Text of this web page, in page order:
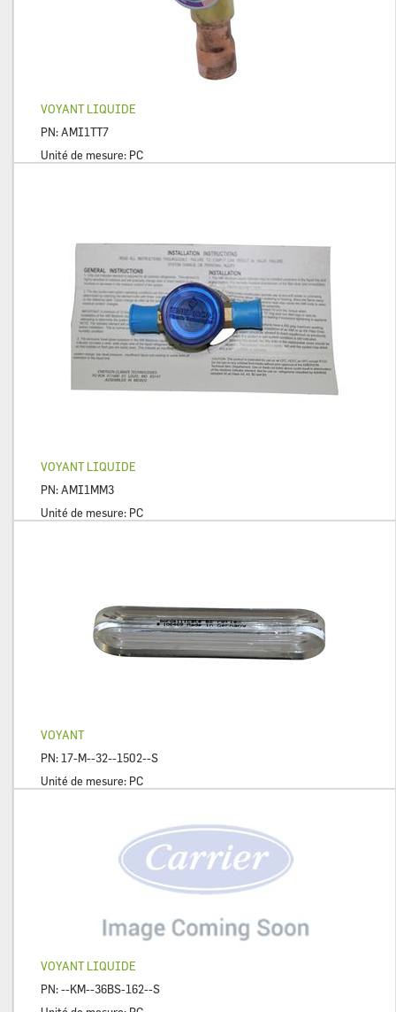
VOYANT LIQUIDE
PN:AMI1TT7
Unité de mesure: PC
VOYANT LIQUIDE
PN:AMI1MM3
Unité de mesure: PC
VOYANT
PN: 17-M--32--1502--S
Unité de mesure: PC
VOYANT LIQUIDE
PN:--KM--36BS-162--S